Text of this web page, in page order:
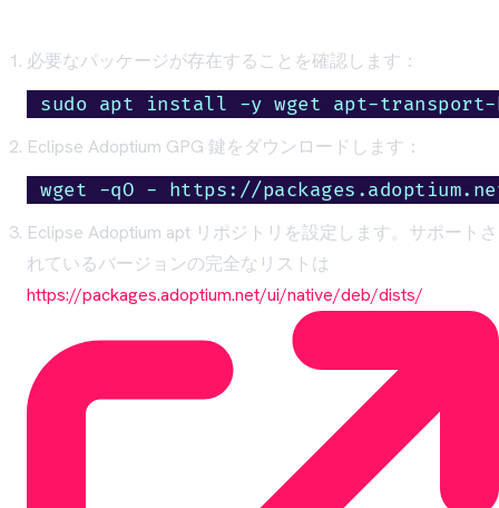
必要なパッケージが存在することを確認します：
sudo apt install -y wget apt-transport-
Eclipse Adoptium GPG 鍵をダウンロードします：
wget -qO - https://
Eclipse Adoptium apt リポジトリを設定します。サポートさ
れているバージョンの完全なリストは
https://packages.adoptium.net/ui/native/deb/dists/